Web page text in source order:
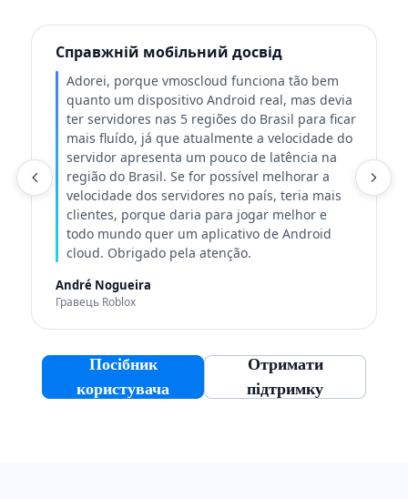
Справжній мобільний досвід
Adorei, porque vmoscloud funciona tão bem
quanto um dispositivo Android real, mas devia
ter servidores nas 5 regiões do Brasil para ficar
mais fluído, já que atualmente a velocidade do
servidor apresenta um pouco de latência na
região do Brasil. Se for possível melhorar a
velocidade dos servidores no país, teria mais
clientes, porque daria para jogar melhor e
todo mundo quer um aplicativo de Android
cloud. Obrigado pela atenção.
André Nogueira
Гравець Roblox
Посібник
користувача
Отримати
підтримку